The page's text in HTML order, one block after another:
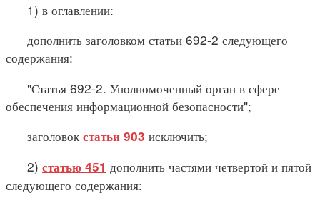
1) в оглавлении:
дополнить заголовком статьи 692-2 следующего
содержания:
"Статья 692-2. Уполномоченный орган в сфере
обеспечения информационной безопасности";
заголовок статьи 903 исключить;
2) статью 451 дополнить частями четвертой и пятой
следующего содержания: